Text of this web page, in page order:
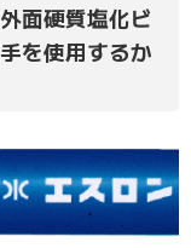
面硬質塩化ビ
を使用するか